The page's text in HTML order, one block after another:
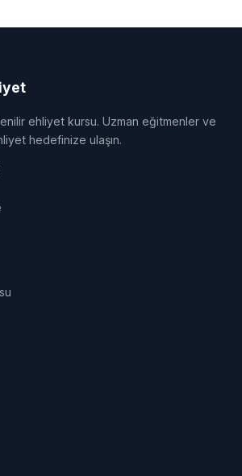
ehliyet kursu. Uzman eğitmenler ve
hedefinize ulaşın.